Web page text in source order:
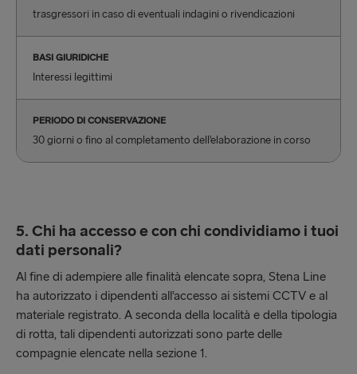
trasgressori in caso di eventuali indagini o rivendicazioni
BASI GIURIDICHE
Interessi legittimi
PERIODO DI CONSERVAZIONE
30 giorni o fino al completamento dell’elaborazione in corso
5. Chi ha accesso e con chi condividiamo i tuoi
dati personali?
Al fine di adempiere alle finalità elencate sopra, Stena Line
ha autorizzato i dipendenti all’accesso ai sistemi CCTV e al
materiale registrato. A seconda della località e della tipologia
di rotta, tali dipendenti autorizzati sono parte delle
compagnie elencate nella sezione 1.